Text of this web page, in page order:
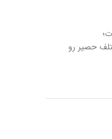
حصیر رو